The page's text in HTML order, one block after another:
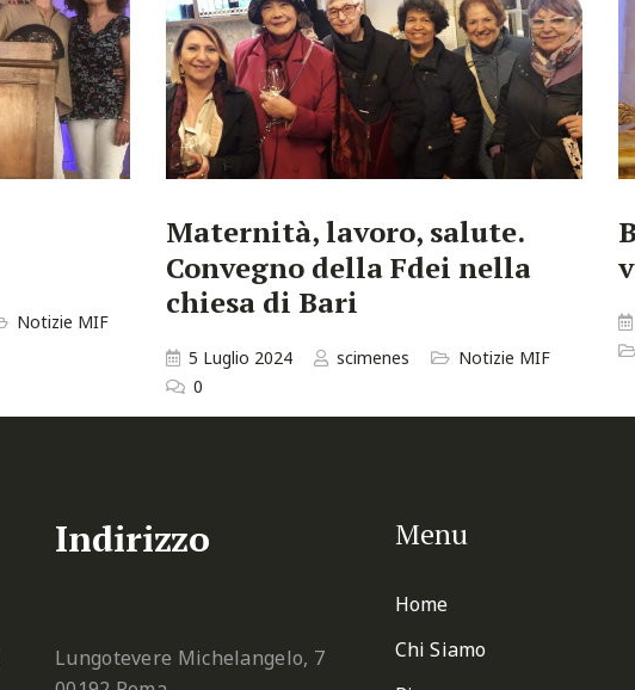
Notizie MIF
Maternità, lavoro, salute.
Convegno della Fdei nella
chiesa di Bari
5 Luglio 2024 scimenes
Notizie MIF
0
Indirizzo
Lungotevere Michelangelo, 7
Menu
Home
Chi Siamo